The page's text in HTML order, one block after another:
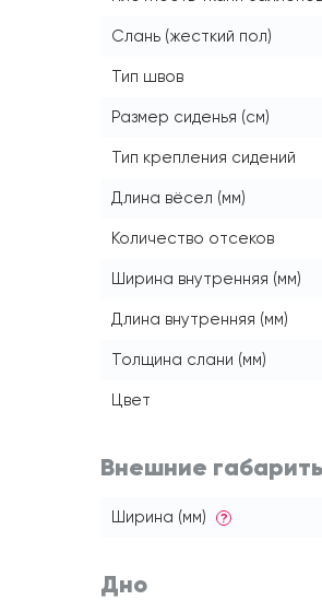
Слань (жесткий пол)
Тип швов
Размер сиденья (см)
Тип крепления сидений
Длина вёсел (мм)
Количество отсеков
Ширина внутренняя (мм)
Длина внутренняя (мм)
Толщина слани (мм)
Цвет
Внешние
Ширина (мм) ?
Дно